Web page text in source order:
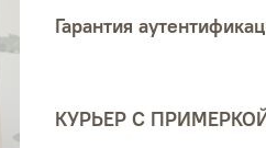
Гарантия
КУРЬЕР С